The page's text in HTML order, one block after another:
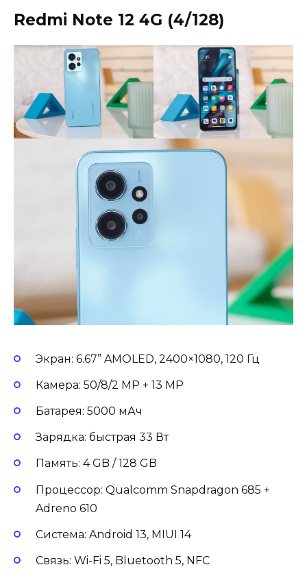
Redmi Note 12 4G (4/128)
Экран: 6.67” AMOLED, 2400×1080, 120 Гц
Камера: 50/8/2 MP + 13 MP
Батарея: 5000 мАч
Зарядка: быстрая 33 Вт
Память: 4 GB / 128 GB
Процессор: Qualcomm Snapdragon 685 +
Adreno 610
Система: Android 13, MIUI 14
Связь: Wi-Fi 5, Bluetooth 5, NFC